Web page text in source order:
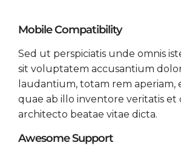
Mobile Compatibility
Sed ut perspiciatis unde omnis
sit voluptatem accusantium
laudantium, totam rem aperiam,
quae ab illo inventore veritatis et
architecto beatae vitae dicta.
Awesome Support